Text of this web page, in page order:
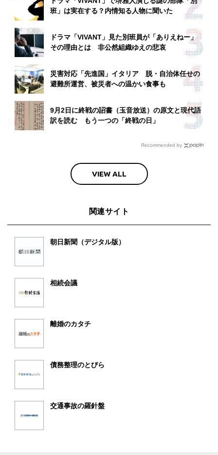
班」は実在する？内情知る人物に聞いた
ドラマ「VIVANT」見た別班員が「ありえねー」
その理由とは 非公然組織ゆえの悲哀
災害対応「先進国」イタリア 脱・自治体任せの
避難所運営、被災者への温かい食事も
9月2日に終戦の詔書（玉音放送）の原文と現代語
訳を読む もう一つの「終戦の日」
Recommended by
VIEW ALL
関連サイト
朝日新聞（デジタル版）
相続会議
離婚のカタチ
債務整理のとびら
交通事故の羅針盤